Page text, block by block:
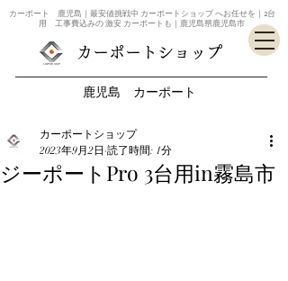
カーポートショップ
カーポート 鹿児島｜最安値挑戦中 カーポートショップ へお任せを｜2台
用 工事費込みの 激安 カーポートも｜鹿児島県鹿児島市
鹿児島 カーポート
ジーポートPro 3台用in霧島市
カーポートショップ
2023年9月2日 読了時間: 1分